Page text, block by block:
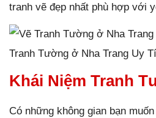
tranh vẽ đẹp nhất phù hợp với
Tranh Tường ở Nha Trang Uy
Khái Niệm Tranh
Có những không gian bạn